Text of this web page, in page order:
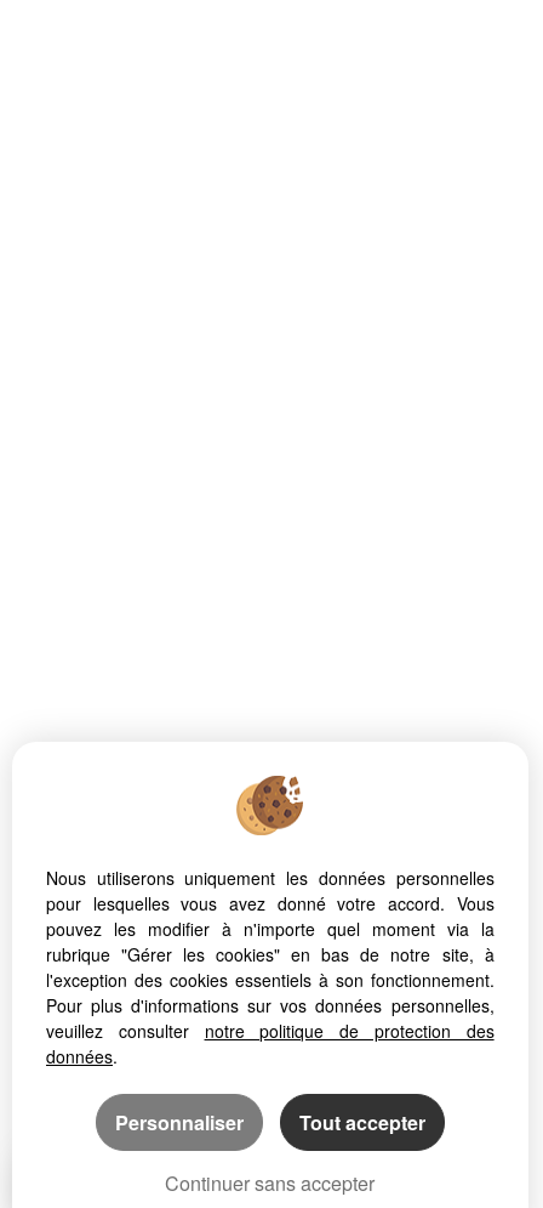
Nous utiliserons uniquement les données personnelles
pour lesquelles vous avez donné votre accord. Vous
pouvez les modifier à n'importe quel moment via la
rubrique "Gérer les cookies" en bas de notre site, à
l'exception des cookies essentiels à son fonctionnement.
Pour plus d'informations sur vos données personnelles,
veuillez consulter notre politique de protection des
données.
Personnaliser Tout accepter
Continuer sans accepter